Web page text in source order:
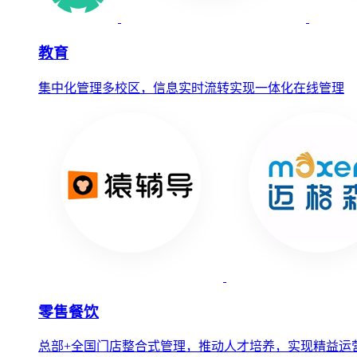
教育
集中化管理多校区，信息实时流转实现一体化在线管理
零售餐饮
总部+全国门店整合式管理，推动人才培养，实现精益运